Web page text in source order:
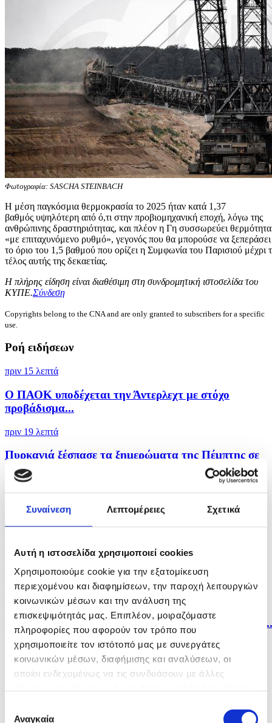
Συναίνεση Λεπτομέρειες Σχετικά
Αυτή η ιστοσελίδα χρησιμοποιεί cookies
Χρησιμοποιούμε cookie για την εξατομίκευση
περιεχομένου και διαφημίσεων, την παροχή λειτουργιών
κοινωνικών μέσων και την ανάλυση της
επισκεψιμότητάς μας. Επιπλέον, μοιραζόμαστε
πληροφορίες που αφορούν τον τρόπο που
χρησιμοποιείτε τον ιστότοπό μας με συνεργάτες
κοινωνικών μέσων, διαφήμισης και αναλύσεων, οι
οποίοι ενδεχομένως να τις συνδυάσουν με άλλες
των υπηρεσιών τους.
Αναγκαία
Φωτογραφία: SASCHA STEINBACH
Η μέση παγκόσμια θερμοκρασία το 2025 ήταν κατά 1,37
βαθμός υψηλότερη από ό,τι στην προβιομηχανική εποχή, λόγω της
ανθρώπινης δραστηριότητας, και πλέον η Γη συσσωρεύει θερμότητα
«με επιταχυνόμενο ρυθμό», γεγονός που θα μπορούσε να ξεπεράσει
το όριο του 1,5 βαθμού που ορίζει η Συμφωνία του Παρισιού μέχρι
τέλος αυτής της δεκαετίας.
Η πλήρης είδηση είναι διαθέσιμη στη συνδρομητική ιστοσελίδα του
ΚΥΠΕ.Σύνδεση
Copyrights belong to the CNA and are only granted to subscribers for a specific
use.
Ροή ειδήσεων
πριν 15 λεπτά
Ο ΠΑΟΚ υποδέχεται την Άντερλεχτ με στόχο
προβάδισμα...
πριν 19 λεπτά
Πυρκαγιά ξέσπασε τα ξημερώματα της Πέμπτης σε
μπυραρία...
πριν 20 λεπτά
Δύσκολη αποστολή για την Πάφο στην Αυστρία
απέναντι...
πριν 21 λεπτά
Πυρκαγιές σε υποστατικά αλλά και σε ξηρά χόρτα...
πριν 28 λεπτά
Το Πακιστάν ελπίζει ότι η συμφωνία για Ορμούζ θα...